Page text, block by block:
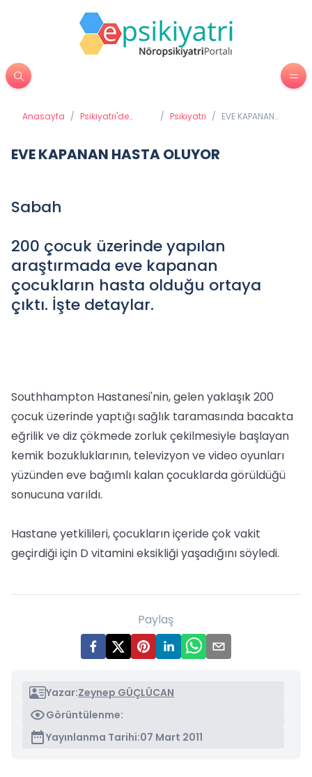
Anasayfa / Psikiyatri'de
/ Psikiyatri / EVE KAPANAN
EVE KAPANAN HASTA OLUYOR
Sabah
200 çocuk üzerinde yapılan
araştırmada eve kapanan
çocukların hasta olduğu ortaya
çıktı. İşte detaylar.
Southhampton Hastanesi'nin, gelen yaklaşık 200
çocuk üzerinde yaptığı sağlık taramasında bacakta
eğrilik ve diz çökmede zorluk çekilmesiyle başlayan
kemik bozukluklarının, televizyon ve video oyunları
yüzünden eve bağımlı kalan çocuklarda görüldüğü
sonucuna varıldı.
Hastane yetkilileri, çocukların içeride çok vakit
geçirdiği için D vitamini eksikliği yaşadığını söyledi.
Paylaş
Yazar:Zeynep GÜÇLÜCAN
Görüntülenme:
Yayınlanma Tarihi:07 Mart 2011